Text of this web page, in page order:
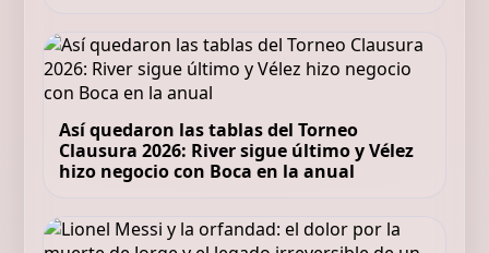
Así quedaron las tablas del Torneo
Clausura 2026: River sigue último y Vélez
hizo negocio con Boca en la anual